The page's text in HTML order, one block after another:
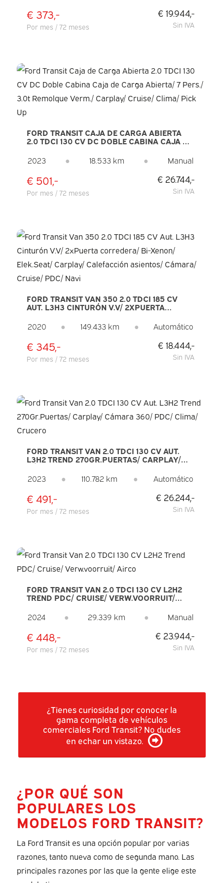
€ 373,-
Por mes / 72 meses
€ 19.944,-
Sin IVA
FORD TRANSIT CAJA DE CARGA ABIERTA
2.0 TDCI 130 CV DC DOBLE CABINA CAJA DE
VERM./ CARPLAY/ CRUISE/ CLIMA/ PICK UP
2023 ● 18.533 km ● Manual
€ 501,-
Por mes / 72 meses
€ 26.744,-
Sin IVA
FORD TRANSIT VAN 350 2.0 TDCI 185 CV
AUT. L3H3 CINTURÓN V.V/ 2XPUERTA
CORREDERA/ BI-XENON/ ELEK.SEAT/
CARPLAY/ CALEFACCIÓN ASIENTOS/
CÁMARA/ CRUISE/ PDC/ NAVI
2020 ● 149.433 km ● Automático
€ 345,-
Por mes / 72 meses
€ 18.444,-
Sin IVA
FORD TRANSIT VAN 2.0 TDCI 130 CV AUT.
L3H2 TREND 270GR.PUERTAS/ CARPLAY/
CÁMARA 360/ PDC/ CLIMA/ CRUCERO
2023
● 110.782 km ● Automático
€ 491,-
Por mes / 72 meses
€ 26.244,-
Sin IVA
FORD TRANSIT VAN 2.0 TDCI 130 CV L2H2
TREND PDC/ CRUISE/ VERW.VOORRUIT/
2024
● 29.339 km ● Manual
€ 448,-
Por mes / 72 meses
€ 23.944,-
Sin IVA
¿Tienes curiosidad por conocer la
gama completa de vehículos
comerciales Ford Transit? No dudes
en echar un vistazo.
¿POR QUÉ SON
POPULARES LOS
MODELOS FORD TRANSIT?
La Ford Transit es una opción popular por varias
razones, tanto nueva como de segunda mano. Las
principales razones por las que la gente elige este